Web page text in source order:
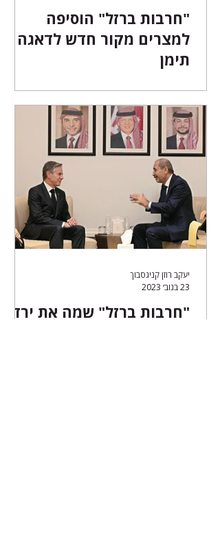
"חרבות ברזל" הוסיפה
למצרים מקור חדש לדאגה –
תימן
"חרבות ברזל" שמה את ירדן
יעקב רוזן קניגסבוך
23 בנוב׳ 2023